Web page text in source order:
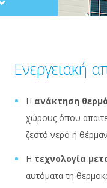
Scroll
to
Ενεργειακή
Η ανάκτηση
χώρους όπου
ζεστό νερό ή
H τεχνολογία
αυτόματα τη